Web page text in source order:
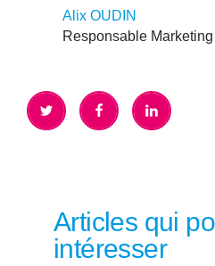
Alix OUDIN
Responsable
Articles qui
intéresser